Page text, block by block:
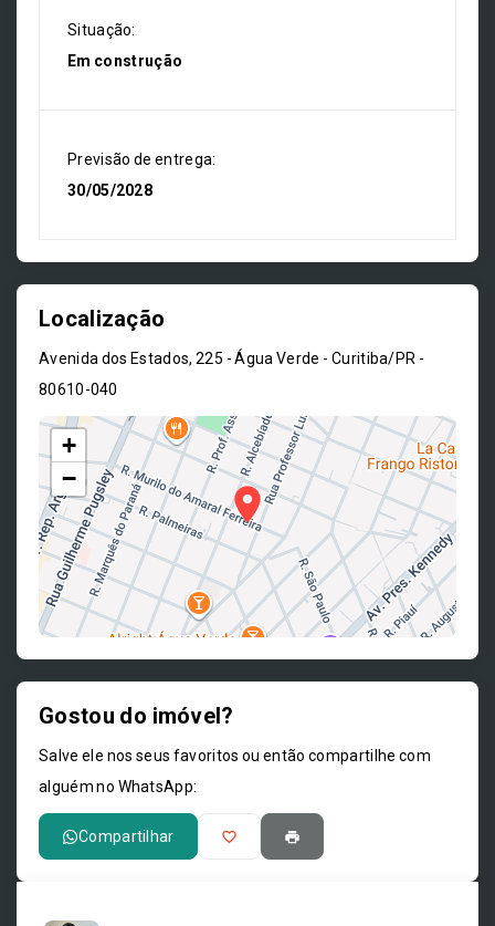
Situação:
Em construção
Previsão de entrega:
30/05/2028
Localização
Avenida dos Estados, 225 - Água Verde - Curitiba/PR -
80610-040
+
−
Gostou do imóvel?
Salve ele nos seus favoritos ou então compartilhe com
alguém no WhatsApp:
Compartilhar